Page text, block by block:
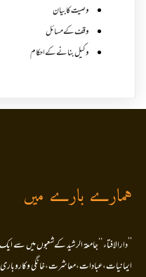
وصیت کا بیان
وقف کے مسائل
وکیل بنانے کے احکام
ہمارے بارے میں
’’دارالافتاء ‘‘جامعۃ الرشید کےشعبوں میں سے
ایمانیات،عبادات،معاشرت،خانگی وکاروباری